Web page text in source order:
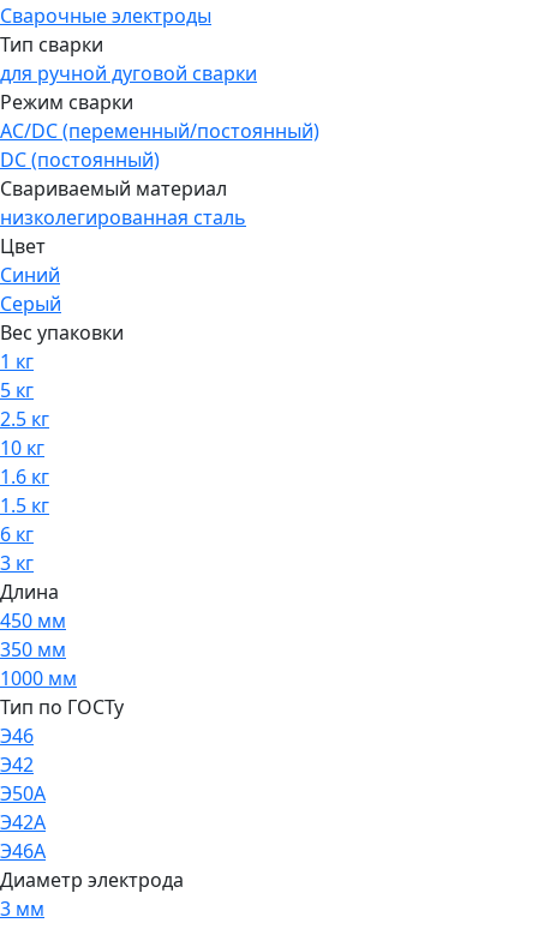
Сварочные электроды
Тип сварки
для ручной дуговой сварки
Режим сварки
AC/DC (переменный/постоянный)
DC (постоянный)
Свариваемый материал
низколегированная сталь
Цвет
Синий
Серый
Вес упаковки
1 кг
5 кг
2.5 кг
10 кг
1.6 кг
1.5 кг
6 кг
3 кг
Длина
450 мм
350 мм
1000 мм
Тип по ГОСТу
Э46
Э42
Э50А
Э42А
Э46А
Диаметр электрода
3 мм